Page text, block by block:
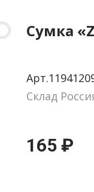
Сумка
Склад
165 ₽